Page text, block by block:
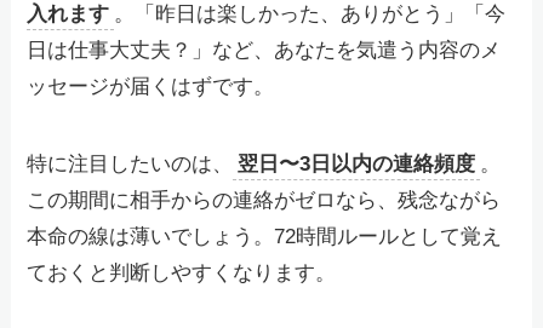
入れます 。「昨日は楽しかった、ありがとう」「今
日は仕事大丈夫？」など、あなたを気遣う内容のメ
ッセージが届くはずです。
特に注目したいのは、 翌日〜3日以内の連絡頻度 。
この期間に相手からの連絡がゼロなら、残念ながら
本命の線は薄いでしょう。72時間ルールとして覚え
ておくと判断しやすくなります。